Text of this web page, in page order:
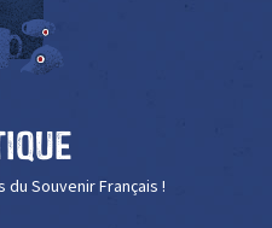
Souvenir Français !